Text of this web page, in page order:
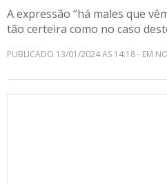
A expressão “há males que
tão certeira como no caso
PUBLICADO 13/01/2024 AS 14:18 - EM